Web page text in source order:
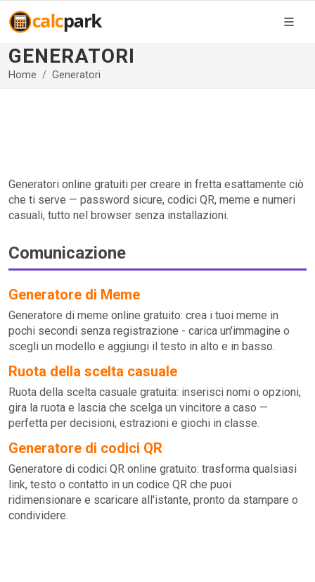
GENERATORI
Home Generatori
Generatori online gratuiti per creare in fretta esattamente ciò
che ti serve — password sicure, codici QR, meme e numeri
casuali, tutto nel browser senza installazioni.
Comunicazione
Generatore di Meme
Generatore di meme online gratuito: crea i tuoi meme in
pochi secondi senza registrazione - carica un'immagine o
scegli un modello e aggiungi il testo in alto e in basso.
Ruota della scelta casuale
Ruota della scelta casuale gratuita: inserisci nomi o opzioni,
gira la ruota e lascia che scelga un vincitore a caso —
perfetta per decisioni, estrazioni e giochi in classe.
Generatore di codici QR
Generatore di codici QR online gratuito: trasforma qualsiasi
link, testo o contatto in un codice QR che puoi
ridimensionare e scaricare all'istante, pronto da stampare o
condividere.